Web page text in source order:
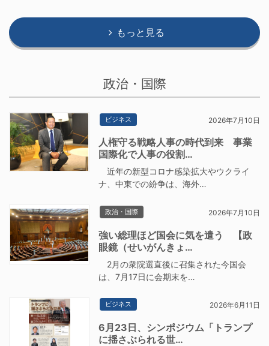
もっと見る
政治・国際
ビジネス 2026年7月10日
人権守る戦略人事の時代到来 事業
国際化で人事の役割…
近年の新型コロナ感染拡大やウクライ
ナ、中東での紛争は、海外…
政治・国際 2026年7月10日
強い総理ほど国会に気を遣う 【政
眼鏡（せいがんきょ…
2月の衆院選直後に召集された今国会
は、7月17日に会期末を…
ビジネス 2026年6月11日
6月23日、シンポジウム「トランプ
に揺さぶられる世…